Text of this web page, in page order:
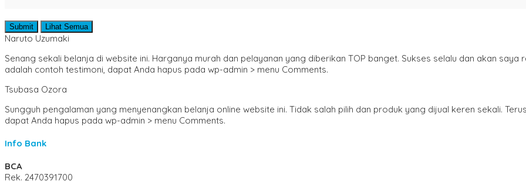
Submit Lihat Semua
Naruto Uzumaki
Senang sekali belanja di website ini. Harganya murah dan pelayanan yang diberikan TOP banget. Sukses selalu dan akan
adalah contoh testimoni, dapat Anda hapus pada wp-admin > menu Comments.
Tsubasa Ozora
Sungguh pengalaman yang menyenangkan belanja online website ini. Tidak salah pilih dan produk yang dijual keren sekali.
dapat Anda hapus pada wp-admin > menu Comments.
Info Bank
BCA
Rek. 2470391700